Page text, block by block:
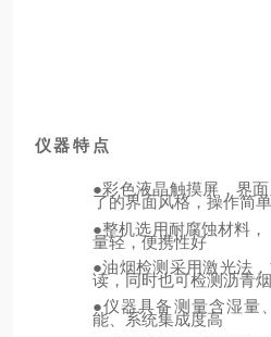
仪器 特 点
●彩色液晶触摸屏，界
了的界面风格，操作简
●整机选用耐腐蚀材料，
量轻，便携性好
●油烟检测采用激光法
读，同时也可检测沥青
●仪器具备测量含湿量
能、系统集成度高